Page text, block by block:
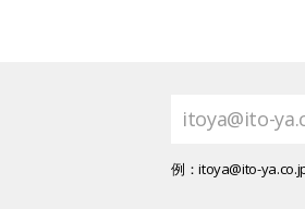
itoya@ito-
例：itoya@ito-